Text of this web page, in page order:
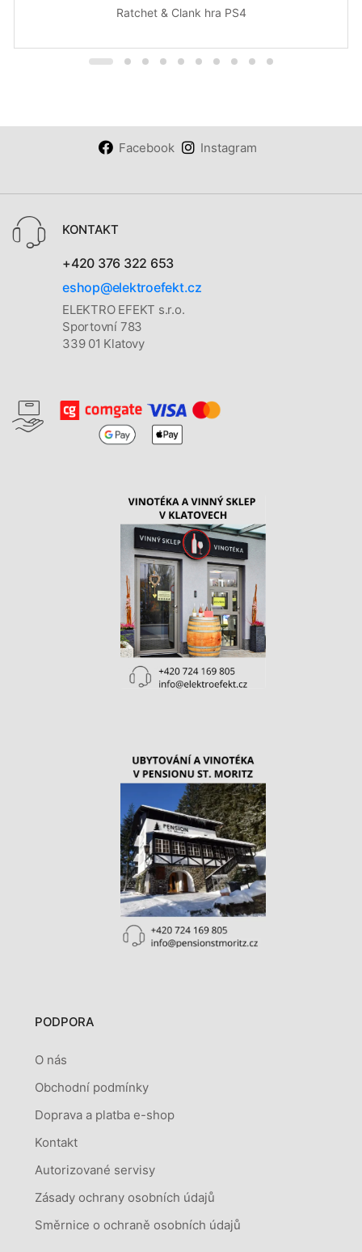
Ratchet & Clank hra PS4
Facebook Instagram
KONTAKT
+420 376 322 653
eshop@elektroefekt.cz
ELEKTRO EFEKT s.r.o.
Sportovní 783
339 01 Klatovy
PODPORA
O nás
Obchodní podmínky
Doprava a platba e-shop
Kontakt
Autorizované servisy
Zásady ochrany osobních údajů
Směrnice o ochraně osobních údajů